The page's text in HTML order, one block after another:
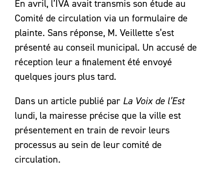
En avril, l’IVA avait transmis son étude au
Comité de circulation via un formulaire de
plainte. Sans réponse, M. Veillette s’est
présenté au conseil municipal. Un accusé de
réception leur a finalement été envoyé
quelques jours plus tard.
Dans un article publié par La Voix de l’Est
lundi, la mairesse précise que la ville est
présentement en train de revoir leurs
processus au sein de leur comité de
circulation.